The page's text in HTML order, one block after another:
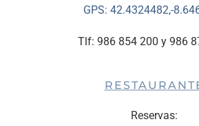
GPS: 42.4324482,-
Tlf: 986 854 200 y 986
Reservas: